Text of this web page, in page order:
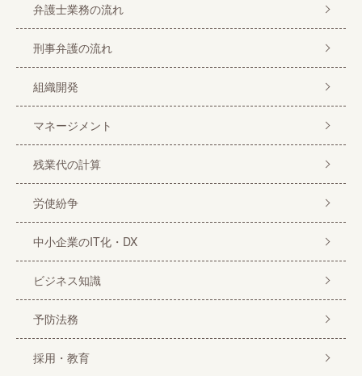
弁護士業務の流れ
刑事弁護の流れ
組織開発
マネージメント
残業代の計算
労使紛争
中小企業のIT化・DX
ビジネス知識
予防法務
採用・教育